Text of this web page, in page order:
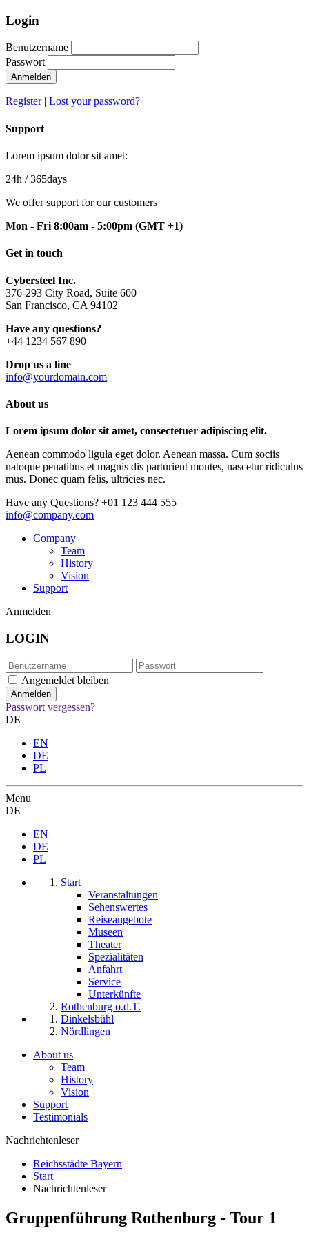
Login
Benutzername
Passwort
Anmelden
Register| Lost your password?
Support
Lorem ipsum dolor sit amet:
24h / 365days
We offer support for our customers
Mon - Fri 8:00am - 5:00pm (GMT +1)
Get in touch
Cybersteel Inc.
376-293 City Road, Suite 600
San Francisco, CA 94102
Have any questions?
+44 1234 567 890
Drop us a line
info@yourdomain.com
About us
Lorem ipsum dolor sit amet, consectetuer adipiscing elit.
Aenean commodo ligula eget dolor. Aenean massa. Cum sociis
natoque penatibus et magnis dis parturient montes, nascetur ridiculus
mus. Donec quam felis, ultricies nec.
Have any Questions? +01 123 444 555
info@company.com
Company
Team
History
Vision
Support
Anmelden
LOGIN
Angemeldet bleiben
Passwort vergessen?
DE
EN
DE
PL
Menu
DE
EN
DE
PL
Start
Veranstaltungen
Sehenswertes
Reiseangebote
Museen
Theater
Spezialitäten
Anfahrt
Service
Unterkünfte
Rothenburg o.d.T.
Dinkelsbühl
Nördlingen
About us
Team
History
Vision
Support
Testimonials
Nachrichtenleser
Reichsstädte Bayern
Start
Nachrichtenleser
Gruppenführung Rothenburg - Tour 1